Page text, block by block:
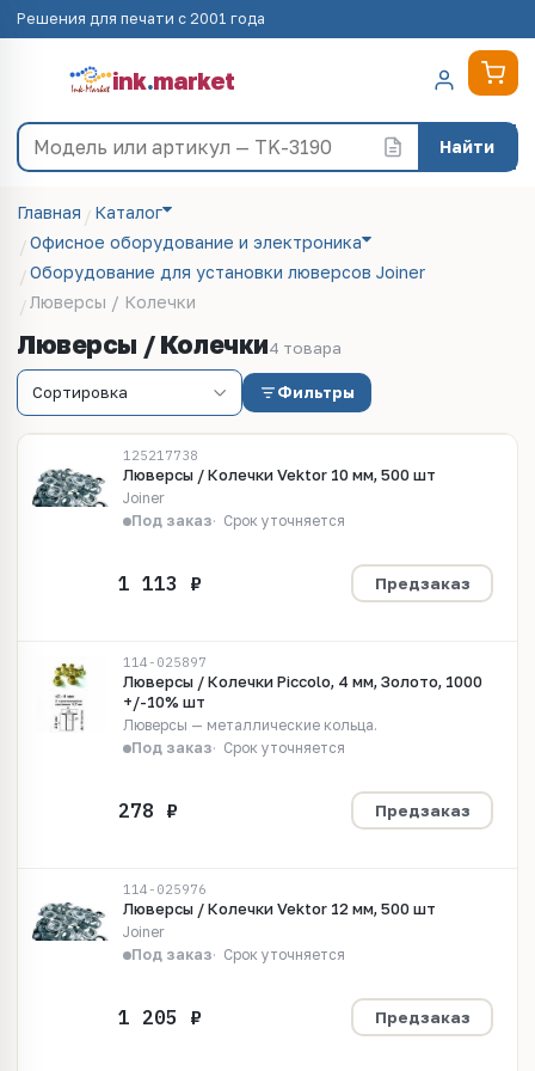
Решения для печати с 2001 года
ink.market
Найти
Главная
Каталог
Офисное оборудование и электроника
Оборудование для установки люверсов Joiner
Люверсы / Колечки
Люверсы / Колечки4 товара
Фильтры
125217738
Люверсы / Колечки Vektor 10 мм, 500 шт
Joiner
Под заказ
Срок уточняется
Предзаказ
114-025897
Люверсы / Колечки Piccolo, 4 мм, Золото, 1000
+/-10% шт
Люверсы — металлические кольца.
Под заказ
Срок уточняется
Предзаказ
114-025976
Люверсы / Колечки Vektor 12 мм, 500 шт
Joiner
Под заказ
Срок уточняется
Предзаказ